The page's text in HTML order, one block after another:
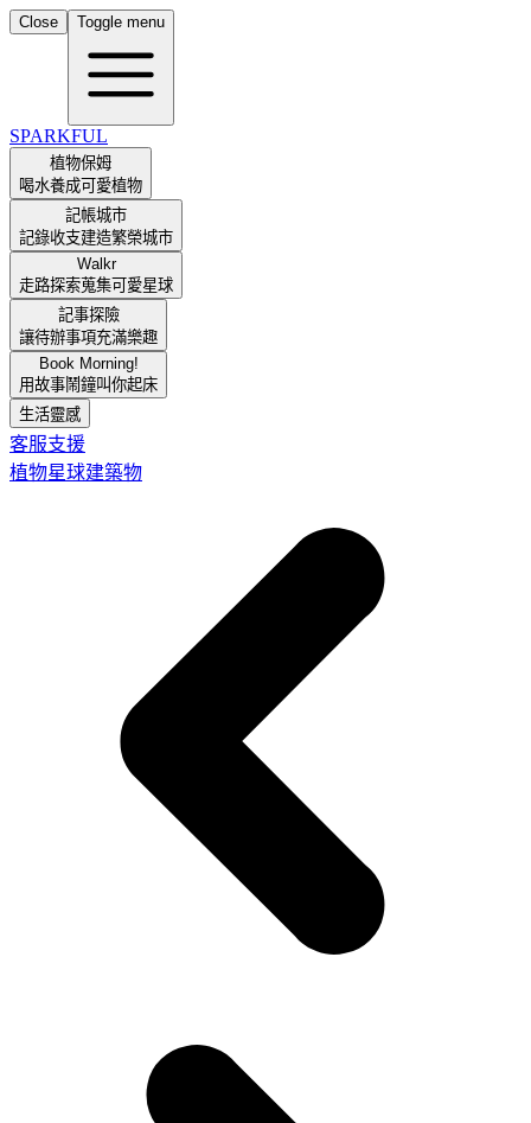
Close Toggle menu
SPARKFUL
植物保姆
喝水養成可愛植物
記帳城市
記錄收支建造繁榮城市
Walkr
走路探索蒐集可愛星球
記事探險
讓待辦事項充滿樂趣
Book Morning!
用故事鬧鐘叫你起床
生活靈感
客服支援
植物星球建築物